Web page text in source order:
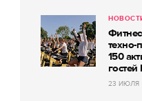
техно-
150
23 ИЮЛЯ